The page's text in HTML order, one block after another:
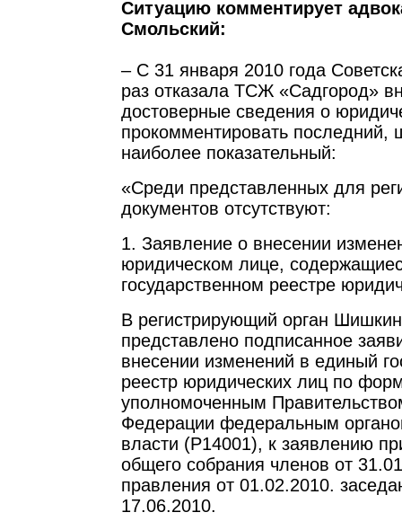
Ситуацию комментирует
Смольский:
– С 31 января 2010 года
раз отказала ТСЖ «Садгород»
достоверные сведения о
прокомментировать последний,
наиболее показательный:
«Среди представленных для
документов отсутствуют:
1. Заявление о внесении
юридическом лице,
государственном реестре
В регистрирующий орган
представлено подписанное
внесении изменений в единый
реестр юридических лиц по
уполномоченным
Федерации федеральным
власти (Р14001), к заявлению
общего собрания членов от
правления от 01.02.2010.
17.06.2010.